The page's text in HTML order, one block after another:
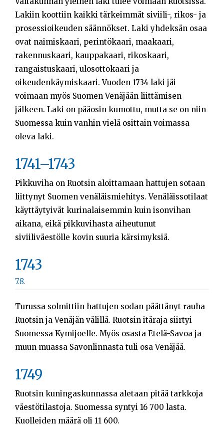
Lakiin koottiin kaikki tärkeimmät siviili-, rikos- ja
prosessioikeuden säännökset. Laki yhdeksän osaa
ovat naimiskaari, perintökaari, maakaari,
rakennuskaari, kauppakaari, rikoskaari,
rangaistuskaari, ulosottokaari ja
oikeudenkäymiskaari. Vuoden 1734 laki jäi
voimaan myös Suomen Venäjään liittämisen
jälkeen. Laki on pääosin kumottu, mutta se on niin
Suomessa kuin vanhin vielä osittain voimassa
oleva laki.
1741–1743
Pikkuviha on Ruotsin aloittamaan hattujen sotaan
liittynyt Suomen venäläismiehitys. Venäläissotilaat
käyttäytyivät kurinalaisemmin kuin isonvihan
aikana, eikä pikkuvihasta aiheutunut
siviiliväestölle kovin suuria kärsimyksiä.
1743
7.8.
Turussa solmittiin hattujen sodan päättänyt rauha
Ruotsin ja Venäjän välillä. Ruotsin itäraja siirtyi
Suomessa Kymijoelle. Myös osasta Etelä-Savoa ja
muun muassa Savonlinnasta tuli osa Venäjää.
1749
Ruotsin kuningaskunnassa aletaan pitää tarkkoja
väestötilastoja. Suomessa syntyi 16 700 lasta.
Kuolleiden määrä oli 11 600.